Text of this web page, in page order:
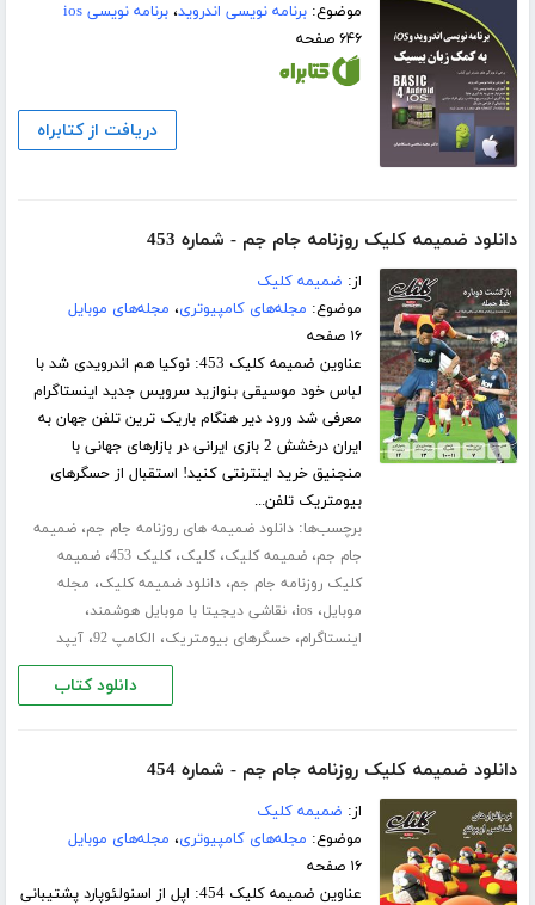
موضوع:برنامه نویسی اندروید،برنامه نویسی ios
۶۴۶ صفحه
دریافت از کتابراه
دانلود ضمیمه کلیک روزنامه جام جم - شماره 453
از: ضمیمه کلیک
موضوع: مجله‌های کامپیوتری، مجله‌های موبایل
۱۶ صفحه
عناوین ضمیمه کلیک 453: نوکیا هم اندرویدی شد با
لباس خود موسیقی بنوازید سرویس جدید اینستاگرام
معرفی شد ورود دیر هنگام باریک ترین تلفن جهان به
ایران درخشش 2 بازی ایرانی در بازارهای جهانی با
منجنیق خرید اینترنتی کنید! استقبال از حسگرهای
بیومتریک تلفن...
برچسب‌ها:دانلود ضمیمه های روزنامه جام جم،ضمیمه
جام جم،ضمیمه کلیک،کلیک،کلیک 453 ،ضمیمه
کلیک روزنامه جام جم،دانلود ضمیمه کلیک، مجله
موبایل،ios،نقاشی دیجیتا با موبایل هوشمند،
اینستاگرام،حسگرهای بیومتریک، الکامپ 92 ،آیپد
دانلود کتاب
دانلود ضمیمه کلیک روزنامه جام جم - شماره 454
از: ضمیمه کلیک
موضوع: مجله‌های کامپیوتری، مجله‌های موبایل
۱۶ صفحه
عناوین ضمیمه کلیک 454: اپل از اسنولئوپارد پشتیبانی